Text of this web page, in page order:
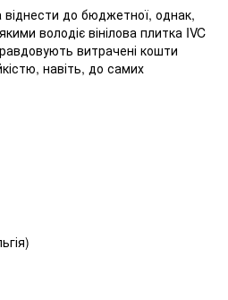
віднести до бюджетної, однак,
володіє вінілова плитка IVC
витрачені кошти
навіть, до самих